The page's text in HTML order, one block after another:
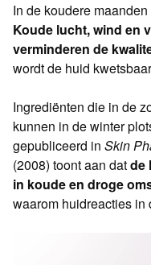
In de koudere
Koude lucht, wind en
verminderen de
wordt de huid
Ingrediënten die in de
kunnen in de winter
gepubliceerd in Skin
(2008) toont aan datde
in koude en droge
waarom huidreacties in